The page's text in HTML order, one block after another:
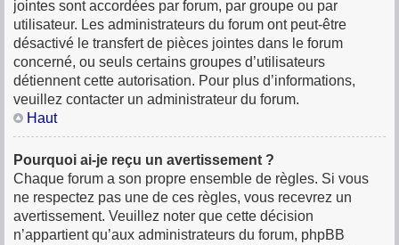
jointes sont accordées par forum, par groupe ou par
utilisateur. Les administrateurs du forum ont peut-être
désactivé le transfert de pièces jointes dans le forum
concerné, ou seuls certains groupes d’utilisateurs
détiennent cette autorisation. Pour plus d’informations,
veuillez contacter un administrateur du forum.
Haut
Pourquoi ai-je reçu un avertissement ?
Chaque forum a son propre ensemble de règles. Si vous
ne respectez pas une de ces règles, vous recevrez un
avertissement. Veuillez noter que cette décision
n’appartient qu’aux administrateurs du forum, phpBB